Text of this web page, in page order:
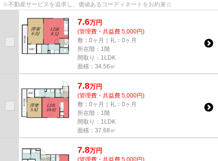
☆不動産サービスを追求し、価値あるコーディネートをお約束☆
7.6万円
(管理費・共益費 5,000円)
敷：0ヶ月｜礼：0ヶ月
所在階：1階
間取り：1LDK
面積：34.56㎡
7.8万円
(管理費・共益費 5,000円)
敷：0ヶ月｜礼：0ヶ月
所在階：1階
間取り：1LDK
面積：37.68㎡
7.8万円
(管理費・共益費 5,000円)